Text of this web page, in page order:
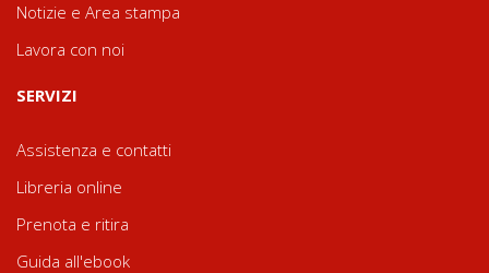
Notizie e Area stampa
Lavora con noi
SERVIZI
Assistenza e contatti
Libreria online
Prenota e ritira
Guida all'ebook